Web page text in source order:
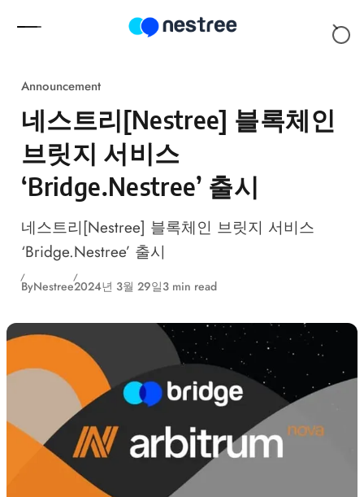
Announcement
네스트리[Nestree] 블록체인
브릿지 서비스
‘Bridge.Nestree’ 출시
네스트리[Nestree] 블록체인 브릿지 서비스
‘Bridge.Nestree’ 출시
ByNestree2024년 3월 29일3 min read